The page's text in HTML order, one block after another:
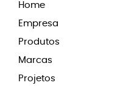
Home
Empresa
Produtos
Marcas
Projetos